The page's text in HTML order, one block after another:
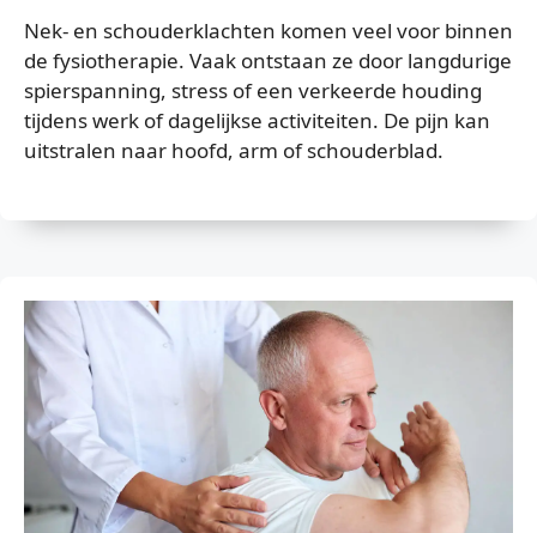
Nek- en schouderklachten komen veel voor binnen
de fysiotherapie. Vaak ontstaan ze door langdurige
spierspanning, stress of een verkeerde houding
tijdens werk of dagelijkse activiteiten. De pijn kan
uitstralen naar hoofd, arm of schouderblad.